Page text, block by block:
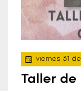
viernes 31
Taller de